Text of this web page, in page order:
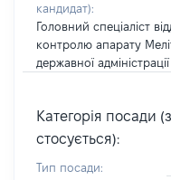
кандидат):
Головний спеціаліст
контролю апарату
державної
Категорія посади
стосується):
Тип посади: